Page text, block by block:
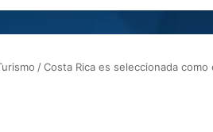
/Costa Rica es seleccionada